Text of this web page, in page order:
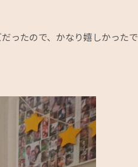
ったので、かなり嬉しかったで